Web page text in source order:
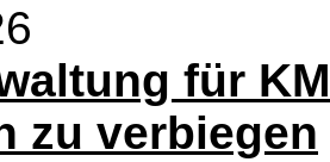
für
zu verbiegen